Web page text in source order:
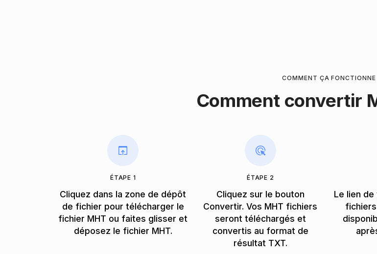
COMMENT ÇA FONCTIONNE
Comment convertir
ÉTAPE 1
Cliquez dans la zone de dépôt
de fichier pour télécharger le
fichier MHT ou faites glisser et
déposez le fichier MHT.
ÉTAPE 2
Cliquez sur le bouton
Convertir. Vos MHT fichiers
seront téléchargés et
convertis au format de
résultat TXT.
Le lien